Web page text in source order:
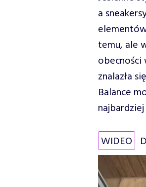
a
temu, ale
obecności
znalazła
Balance
WIDEO